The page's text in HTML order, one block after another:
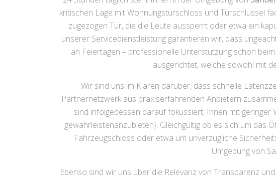
kritischen Lage mit Wohnungstürschloss und Türschlüssel
zugezogen Tür, die die Leute aussperrt oder etwa ein
unserer Servicedienstleistung garantieren wir, dass
an Feiertagen – professionelle Unterstützung schon
ausgerichtet, welche sowohl mit
Wir sind uns im Klaren darüber, dass schnelle
Partnernetzwerk aus praxiserfahrenden Anbietern
sind infolgedessen darauf fokussiert, Ihnen mit
gewährleistenanzubieten}. Gleichgültig ob es sich um das
Fahrzeugschloss oder etwa um unverzügliche
Umgebung von
Ebenso sind wir uns über die Relevanz von Transparenz